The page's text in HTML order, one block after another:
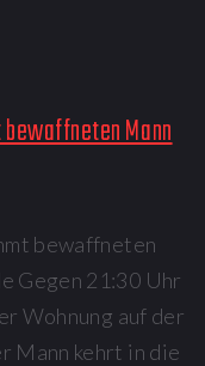
Mann
bewaffneten
Gegen 21:30 Uhr
Wohnung auf der
Mann kehrt in die